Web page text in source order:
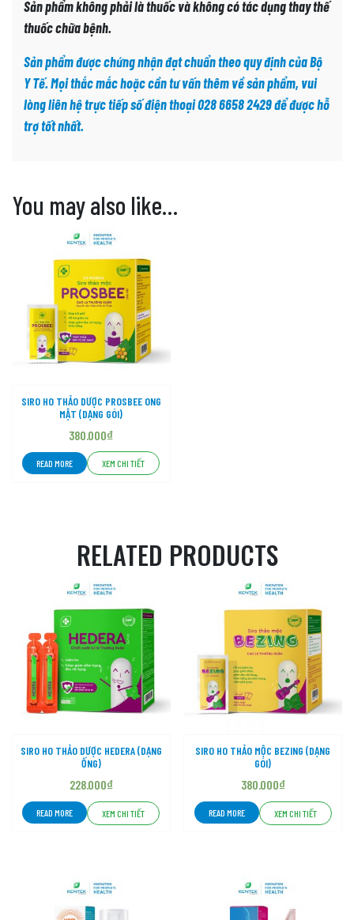
Sản phẩm không phải là thuốc và không có tác dụng thay thế
thuốc chữa bệnh.
Sản phẩm được chứng nhận đạt chuẩn theo quy định của Bộ
Y Tế. Mọi thắc mắc hoặc cần tư vấn thêm về sản phẩm, vui
lòng liên hệ trực tiếp số điện thoại 028 6658 2429 để được hỗ
trợ tốt nhất.
You may also like…
SIRO HO THẢO DƯỢC PROSBEE ONG
MẬT (DẠNG GÓI)
380.000₫
READ MORE XEM CHI TIẾT
RELATED PRODUCTS
SIRO HO THẢO DƯỢC HEDERA (DẠNG
ỐNG)
228.000₫
READ MORE XEM CHI TIẾT
SIRO HO THẢO MỘC BEZING (DẠNG
GÓI)
380.000₫
READ MORE XEM CHI TIẾT